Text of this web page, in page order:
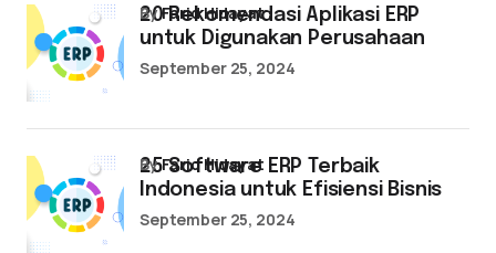
20 Rekomendasi Aplikasi ERP
untuk Digunakan Perusahaan
byFarid Hidayat
September 25, 2024
25 Software ERP Terbaik
Indonesia untuk Efisiensi Bisnis
byFarid Hidayat
September 25, 2024